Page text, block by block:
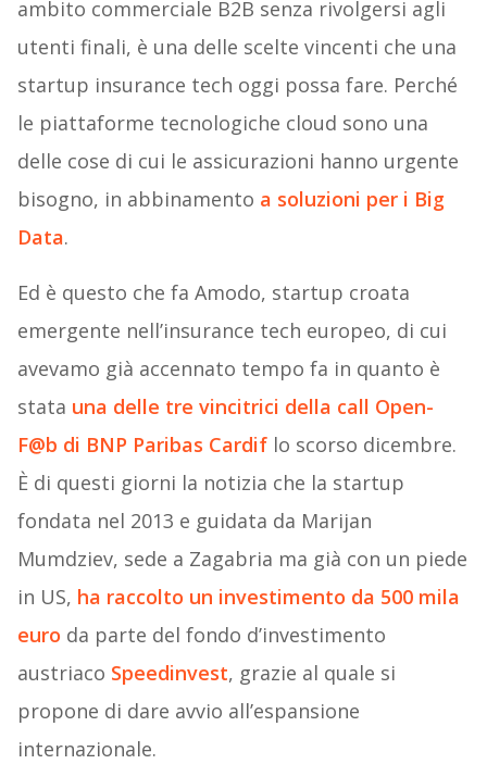
ambito commerciale B2B senza rivolgersi agli
utenti finali, è una delle scelte vincenti che una
startup insurance tech oggi possa fare. Perché
le piattaforme tecnologiche cloud sono una
delle cose di cui le assicurazioni hanno urgente
bisogno, in abbinamento a soluzioni per i Big
Data.
Ed è questo che fa Amodo, startup croata
emergente nell’insurance tech europeo, di cui
avevamo già accennato tempo fa in quanto è
stata una delle tre vincitrici della call Open-
F@b di BNP Paribas Cardif lo scorso dicembre.
È di questi giorni la notizia che la startup
fondata nel 2013 e guidata da Marijan
Mumdziev, sede a Zagabria ma già con un piede
in US, ha raccolto un investimento da 500 mila
euro da parte del fondo d’investimento
austriaco Speedinvest, grazie al quale si
propone di dare avvio all’espansione
internazionale.